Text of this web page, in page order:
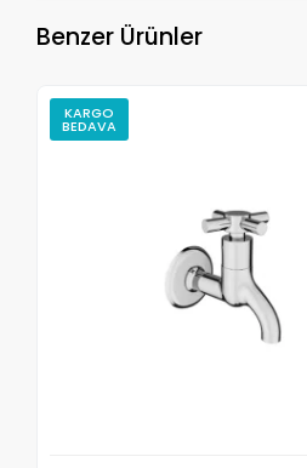
Benzer Ürünler
KARGO
BEDAVA